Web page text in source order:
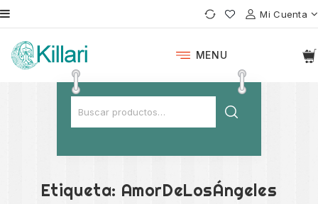
Mi Cuenta
MENU
Etiqueta: AmorDeLosÁngeles